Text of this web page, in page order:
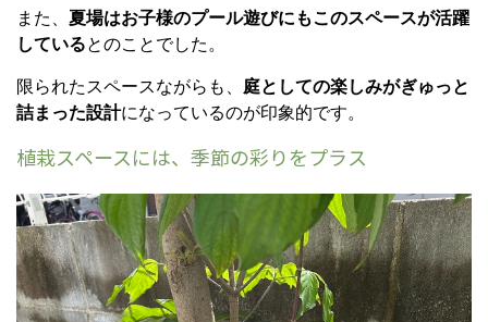
また、 夏場はお子様のプール遊びにもこのスペースが活躍
しているとのことでした。
限られたスペースながらも、 庭としての楽しみがぎゅっと
詰まった設計になっているのが印象的です。
植栽スペースには、季節の彩りをプラス